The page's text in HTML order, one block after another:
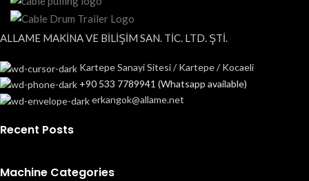
ALLAME MAKİNA VE BİLİŞİM SAN. TİC. LTD. ŞTİ.
Kartepe Sanayi Sitesi / Kartepe / Kocaeli
+90 533 7789941 (Whatsapp available)
erkangok@allame.net
Recent Posts
Machine Categories